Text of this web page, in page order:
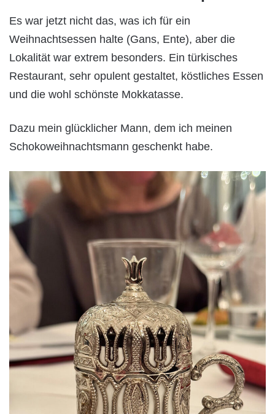
Es war jetzt nicht das, was ich für ein
Weihnachtsessen halte (Gans, Ente), aber die
Lokalität war extrem besonders. Ein türkisches
Restaurant, sehr opulent gestaltet, köstliches Essen
und die wohl schönste Mokkatasse.
Dazu mein glücklicher Mann, dem ich meinen
Schokoweihnachtsmann geschenkt habe.